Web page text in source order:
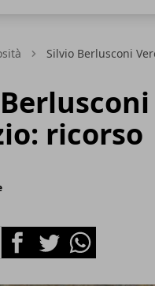
Silvio Berlusconi
ricorso
FacebookTwitterWhatsapp